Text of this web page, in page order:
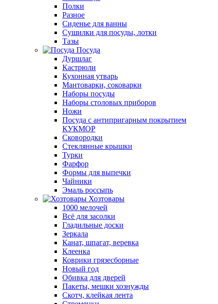
Полки
Разное
Сиденье для ванны
Сушилки для посуды, лотки
Тазы
Посуда
Дуршлаг
Кастрюли
Кухонная утварь
Мантоварки, соковарки
Наборы посуды
Наборы столовых приборов
Ножи
Посуда с антипригарным покрытием
КУКМОР
Сковородки
Стеклянные крышки
Турки
Фарфор
Формы для выпечки
Чайники
Эмаль россыпь
Хозтовары
1000 мелочей
Всё для засолки
Гладильные доски
Зеркала
Канат, шпагат, веревка
Клеенка
Коврики грязесборные
Новый год
Обивка для дверей
Пакеты, мешки хознужды
Скотч, клейкая лента